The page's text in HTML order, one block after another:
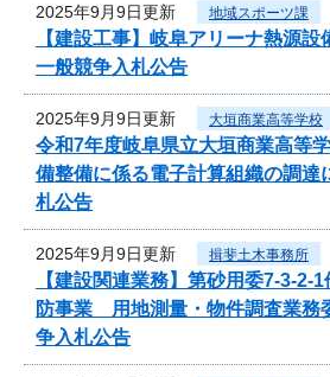
2025年9月9日更新 地域スポーツ課
【建設工事】岐阜アリーナ熱源
一般競争入札公告
2025年9月9日更新 大垣商業高等学校
令和7年度岐阜県立大垣商業高等
備整備に係る電子計算組織の調達
札公告
2025年9月9日更新 揖斐土木事務所
【建設関連業務】第砂用委7-3-
防事業 用地測量・物件調査業務
争入札公告